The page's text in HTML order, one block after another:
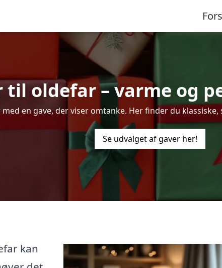
til oldefar – varme og
en gave, der viser omtanke. Her finder du
Se udvalget af gaver her!
kan